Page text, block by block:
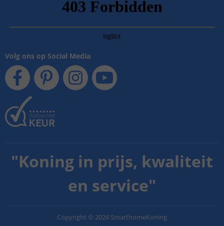
Volg ons op Social Media
"Koning in prijs, kwaliteit
en service"
Copyright © 2026 SmarthomeKoning